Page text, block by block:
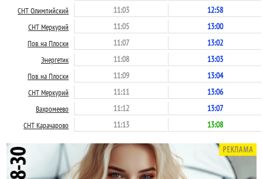
СНТ Олимпийский 11:03 12:58
СНТ Меркурий 11:05 13:00
Пов. на Плоски 11:07 13:02
Энергетик 11:08 13:03
Пов. на Плоски 11:09 13:04
СНТ Меркурий 11:11 13:06
Вахромеево 11:12 13:07
СНТ Карачарово 11:13 13:08